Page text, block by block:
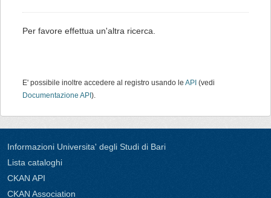
Per favore effettua un'altra ricerca.
E' possibile inoltre accedere al registro usando le API (vedi
Documentazione API ).
Informazioni Universita' degli Studi di Bari
Lista cataloghi
CKAN API
CKAN Association